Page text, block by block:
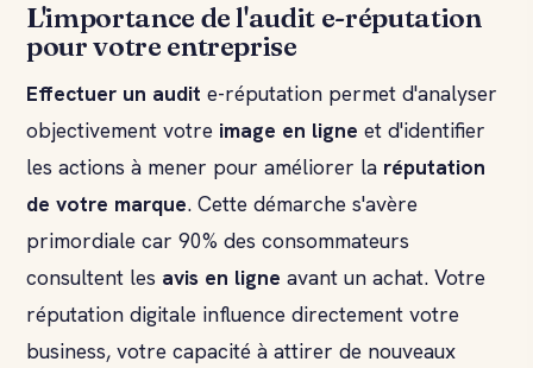
L'importance de l'audit e-réputation
pour votre entreprise
Effectuer un audit e-réputation permet d'analyser
objectivement votre image en ligne et d'identifier
les actions à mener pour améliorer la réputation
de votre marque. Cette démarche s'avère
primordiale car 90% des consommateurs
consultent les avis en ligne avant un achat. Votre
réputation digitale influence directement votre
business, votre capacité à attirer de nouveaux